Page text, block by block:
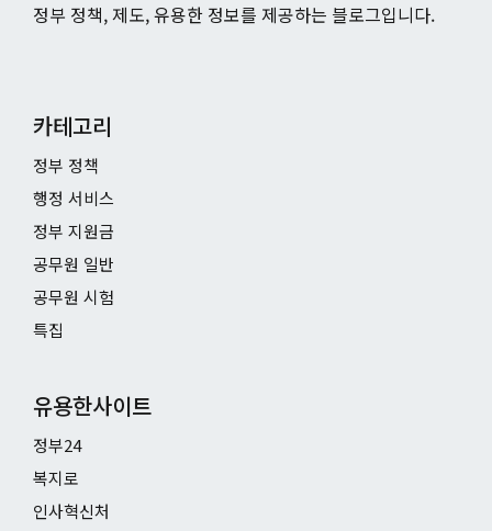
정부 정책, 제도, 유용한 정보를 제공하는 블로그입니다.
카테고리
정부 정책
행정 서비스
정부 지원금
공무원 일반
공무원 시험
특집
유용한사이트
정부24
복지로
인사혁신처